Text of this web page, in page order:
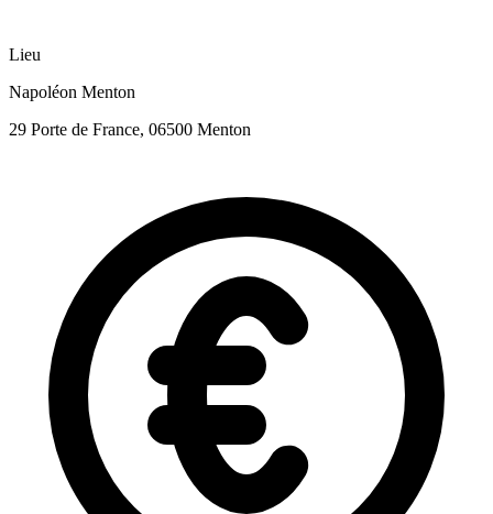
Lieu
Napoléon Menton
29 Porte de France, 06500 Menton